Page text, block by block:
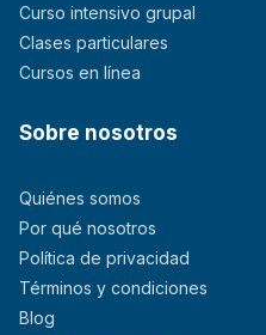
Curso intensivo grupal
Clases particulares
Cursos en línea
Sobre nosotros
Quiénes somos
Por qué nosotros
Política de privacidad
Términos y condiciones
Blog